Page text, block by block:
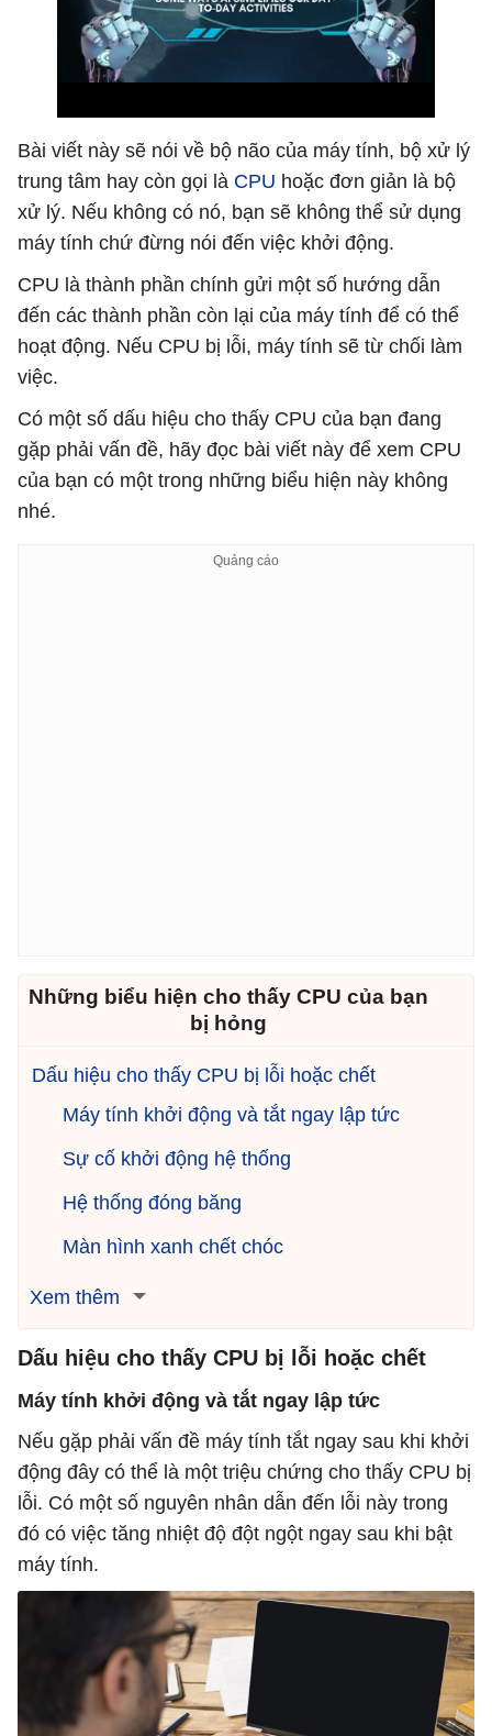
Bài viết này sẽ nói về bộ não của máy tính, bộ xử lý
trung tâm hay còn gọi là CPU hoặc đơn giản là bộ
xử lý. Nếu không có nó, bạn sẽ không thể sử dụng
máy tính chứ đừng nói đến việc khởi động.
CPU là thành phần chính gửi một số hướng dẫn
đến các thành phần còn lại của máy tính để có thể
hoạt động. Nếu CPU bị lỗi, máy tính sẽ từ chối làm
việc.
Có một số dấu hiệu cho thấy CPU của bạn đang
gặp phải vấn đề, hãy đọc bài viết này để xem CPU
của bạn có một trong những biểu hiện này không
nhé.
Những biểu hiện cho thấy CPU của bạn
bị hỏng
Dấu hiệu cho thấy CPU bị lỗi hoặc chết
Máy tính khởi động và tắt ngay lập tức
Sự cố khởi động hệ thống
Hệ thống đóng băng
Màn hình xanh chết chóc
Xem thêm
Dấu hiệu cho thấy CPU bị lỗi hoặc chết
Máy tính khởi động và tắt ngay lập tức
Nếu gặp phải vấn đề máy tính tắt ngay sau khi khởi
động đây có thể là một triệu chứng cho thấy CPU bị
lỗi. Có một số nguyên nhân dẫn đến lỗi này trong
đó có việc tăng nhiệt độ đột ngột ngay sau khi bật
máy tính.